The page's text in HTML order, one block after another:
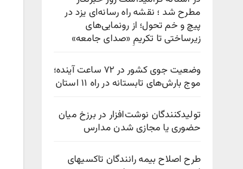
مطرح شد ؛ نقشه راه رسانه‌ای یزد در
پیچ‌ و خم تحول؛ از رونمایی‌های
زیرساختی تا تکریمِ «صدای جامعه»
وضعیت جوی کشور در ۷۲ ساعت آینده؛
موج بارش‌های تابستانه در راه ۱۱ استان
تولیدکنندگان نوشت‌افزار در برزخ میان
حضوری یا مجازی شدن مدارس
طرح اصلاح بیمه رانندگان تاکسیهای